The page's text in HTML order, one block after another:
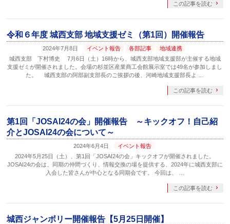
この記事を読む
令和６年度 城西支部 地域支援ゼミ（第1回）開催報告
2024年7月8日 イベント報告 各部記事
地域連携
城西支部 下村博史 7月6日（土）16時から、城西支部地域支援部が主催する地域
支援ゼミが開催されました。会場の杉並区産業商工会館展示室では49名が参加しまし
た。 城西支部の阿部副支部長のご挨拶の後、河崎地域支援部長よ …
この記事を読む
第1回「JOSAI24の会」開催報告 ～キックオフ！自己紹
介とJOSAI24の会について～
2024年6月4日
イベント報告
2024年5月25日（土）、第1回「JOSAI24の会」キックオフが開催されました。
JOSAI24の会は、同期の仲間づくり、情報交換の場を提供する、2024年に城西支部に
入会した皆さんが中心となる同期会です。 今回は、 …
この記事を読む
城西ジャンボリー開催報告【5月25日開催】